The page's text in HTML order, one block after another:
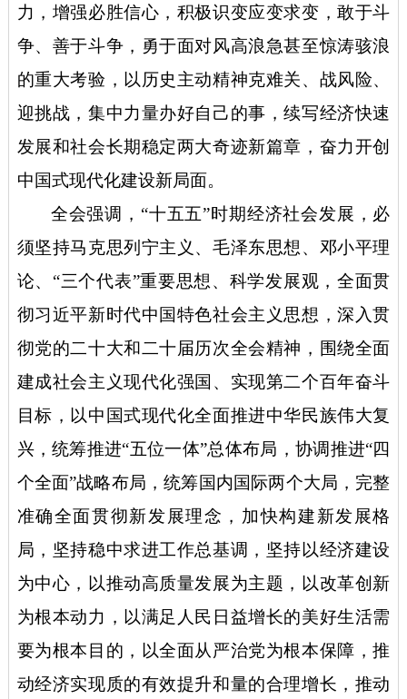
力，增强必胜信心，积极识变应变求变，敢于斗
争、善于斗争，勇于面对风高浪急甚至惊涛骇浪
的重大考验，以历史主动精神克难关、战风险、
迎挑战，集中力量办好自己的事，续写经济快速
发展和社会长期稳定两大奇迹新篇章，奋力开创
中国式现代化建设新局面。
全会强调， “十五五”时期经济社会发展，必
须坚持马克思列宁主义、毛泽东思想、邓小平理
论、“三个代表”重要思想、科学发展观，全面贯
彻习近平新时代中国特色社会主义思想，深入贯
彻党的二十大和二十届历次全会精神，围绕全面
建成社会主义现代化强国、实现第二个百年奋斗
目标，以中国式现代化全面推进中华民族伟大复
兴，统筹推进“五位一体”总体布局，协调推进“四
个全面”战略布局，统筹国内国际两个大局，完整
准确全面贯彻新发展理念，加快构建新发展格
局，坚持稳中求进工作总基调，坚持以经济建设
为中心，以推动高质量发展为主题，以改革创新
为根本动力，以满足人民日益增长的美好生活需
要为根本目的，以全面从严治党为根本保障，推
动经济实现质的有效提升和量的合理增长，推动